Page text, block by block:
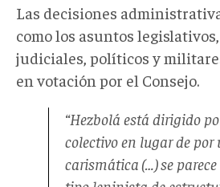
Las decisiones
como los asuntos
judiciales, políticos y
en votación por el Consejo.
“Hezbolá está dirigido
colectivo en lugar de
carismática (…) se